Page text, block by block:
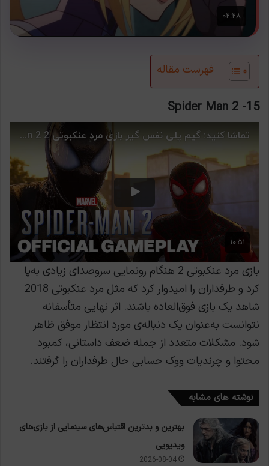
فهرست مقاله
15- Spider Man 2
بازی مرد عنکبوتی 2 هنگام رونمایی سروصدای زیادی به‌پا
کرد و طرفداران را امیدوار کرد که مثل مرد عنکبوتی 2018
شاهد یک بازی فوق‌العاده باشند. اثر نهایی متأسفانه
نتوانست به‌عنوان یک دنباله‌ی مورد انتظار موفق ظاهر
شود. مشکلات متعدد از جمله ضعف داستانی، کمبود
محتوا و چرندیات ووک حسابی حال طرفداران را گرفتند.
نوشته های مشابه
بهترین و بدترین اقتباس‌های سینمایی از بازی‌های
ویدیویی
2026-08-04